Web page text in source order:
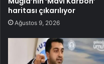
haritası çıkarılıyor
Ağustos 9, 2026